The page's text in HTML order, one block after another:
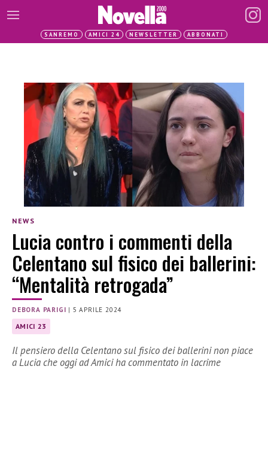
SANREMO AMICI 24 NEWSLETTER ABBONATI
NEWS
Lucia contro i commenti della
Celentano sul fisico dei ballerini:
“Mentalità retrogada”
DEBORA PARIGI | 5 APRILE 2024
AMICI 23
Il pensiero della Celentano sul fisico dei ballerini non piace
a Lucia che oggi ad Amici ha commentato in lacrime